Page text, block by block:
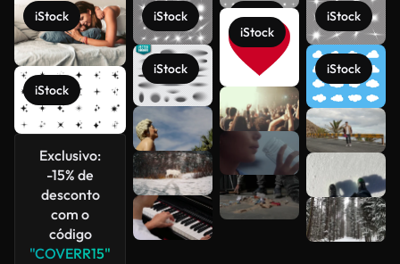
iStock
iStock
Exclusivo:
-15% de
desconto
com o
código
"COVERR15"
iStock
iStock
iStock
iStock
iStock
iStock
Veja mais